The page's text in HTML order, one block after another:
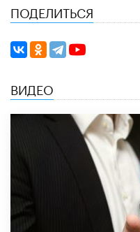
ПОДЕЛИТЬСЯ
ВИДЕО